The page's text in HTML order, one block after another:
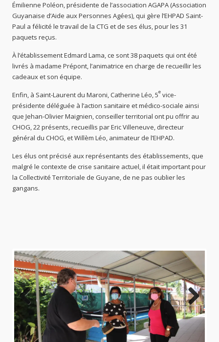
Émilienne Poléon, présidente de l’association AGAPA (Association
Guyanaise d’Aide aux Personnes Agées), qui gère l’EHPAD Saint-
Paul a félicité le travail de la CTG et de ses élus, pour les 31
paquets reçus.
À l’établissement Edmard Lama, ce sont 38 paquets qui ont été
livrés à madame Prépont, l’animatrice en charge de recueillir les
cadeaux et son équipe.
Enfin, à Saint-Laurent du Maroni, Catherine Léo, 5e vice-
présidente déléguée à l’action sanitaire et médico-sociale ainsi
que Jehan-Olivier Maignien, conseiller territorial ont pu offrir au
CHOG, 22 présents, recueillis par Eric Villeneuve, directeur
général du CHOG, et Willèm Léo, animateur de l’EHPAD.
Les élus ont précisé aux représentants des établissements, que
malgré le contexte de crise sanitaire actuel, il était important pour
la Collectivité Territoriale de Guyane, de ne pas oublier les
gangans.
Previo
us
Next